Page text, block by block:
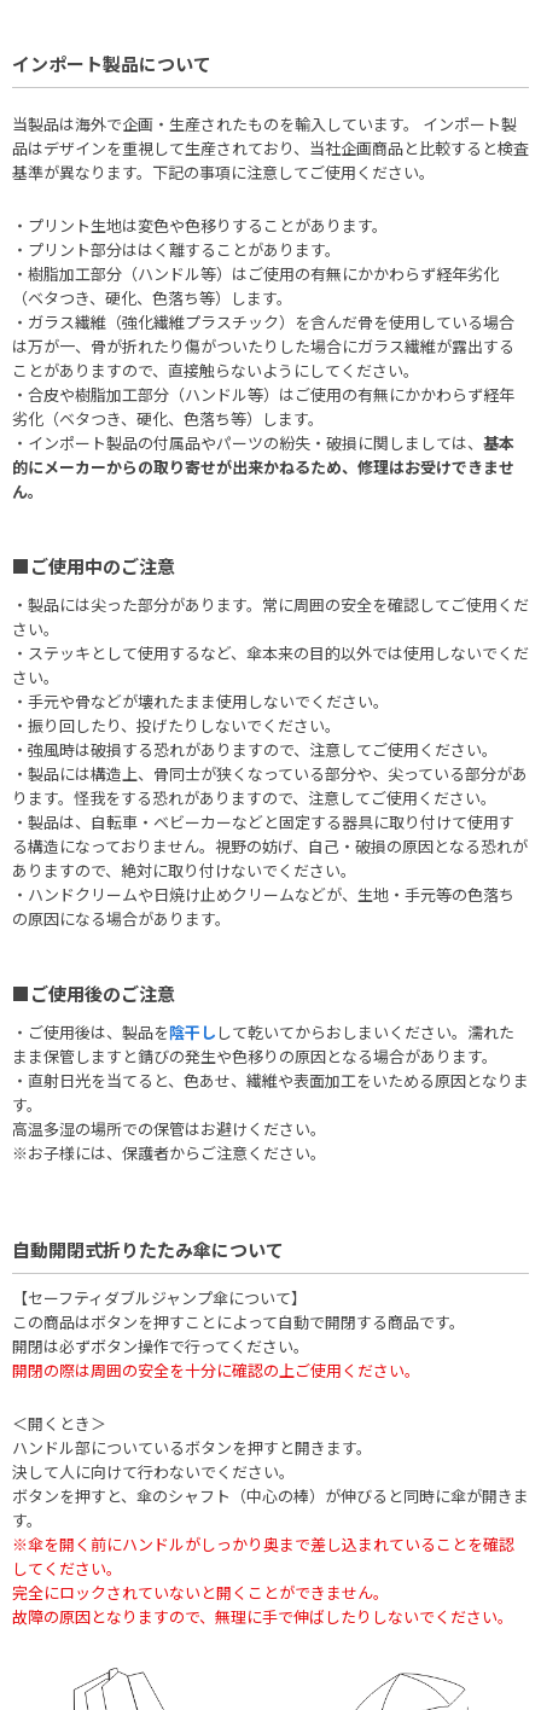
インポート製品について
当製品は海外で企画・生産されたものを輸入しています。 インポート製
品はデザインを重視して生産されており、当社企画商品と比較すると検査
基準が異なります。下記の事項に注意してご使用ください。
・プリント生地は変色や色移りすることがあります。
・プリント部分ははく離することがあります。
・樹脂加工部分（ハンドル等）はご使用の有無にかかわらず経年劣化
（ベタつき、硬化、色落ち等）します。
・ガラス繊維（強化繊維プラスチック）を含んだ骨を使用している場合
は万が一、骨が折れたり傷がついたりした場合にガラス繊維が露出する
ことがありますので、直接触らないようにしてください。
・合皮や樹脂加工部分（ハンドル等）はご使用の有無にかかわらず経年
劣化（ベタつき、硬化、色落ち等）します。
・インポート製品の付属品やパーツの紛失・破損に関しましては、 基本
的にメーカーからの取り寄せが出来かねるため、修理はお受けできませ
ん。
■ご使用中のご注意
・製品には尖った部分があります。常に周囲の安全を確認してご使用くだ
さい。
・ステッキとして使用するなど、傘本来の目的以外では使用しないでくだ
さい。
・手元や骨などが壊れたまま使用しないでください。
・振り回したり、投げたりしないでください。
・強風時は破損する恐れがありますので、注意してご使用ください。
・製品には構造上、骨同士が狭くなっている部分や、尖っている部分があ
ります。怪我をする恐れがありますので、注意してご使用ください。
・製品は、自転車・ベビーカーなどと固定する器具に取り付けて使用す
る構造になっておりません。視野の妨げ、自己・破損の原因となる恐れが
ありますので、絶対に取り付けないでください。
・ハンドクリームや日焼け止めクリームなどが、生地・手元等の色落ち
の原因になる場合があります。
■ご使用後のご注意
・ご使用後は、製品を陰干し して乾いてからおしまいください。濡れた
まま保管しますと錆びの発生や色移りの原因となる場合があります。
・直射日光を当てると、色あせ、繊維や表面加工をいためる原因となりま
す。
高温多湿の場所での保管はお避けください。
※お子様には、保護者からご注意ください。
自動開閉式折りたたみ傘について
【セーフティダブルジャンプ傘について】
この商品はボタンを押すことによって自動で開閉する商品です。
開閉は必ずボタン操作で行ってください。
開閉の際は周囲の安全を十分に確認の上ご使用ください。
＜開くとき＞
ハンドル部についているボタンを押すと開きます。
決して人に向けて行わないでください。
ボタンを押すと、傘のシャフト（中心の棒）が伸びると同時に傘が開きま
す。
※傘を開く前にハンドルがしっかり奥まで差し込まれていることを確認
してください。
完全にロックされていないと開くことができません。
故障の原因となりますので、無理に手で伸ばしたりしないでください。